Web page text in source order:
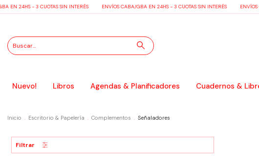
EN 24HS - 3 CUOTAS SIN INTERÉS ENVÍOS CABA/GBA EN 24HS - 3 CUOTAS SIN INTERÉS ENVÍOS
Nuevo! Libros Agendas & Planificadores Cuadernos &
Inicio . Escritorio & Papelería . Complementos . Señaladores
Filtrar